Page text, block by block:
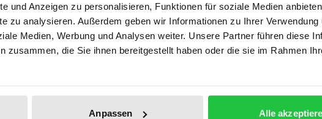
und Anzeigen zu personalisieren, Funktionen für soziale Medien
zu analysieren. Außerdem geben wir Informationen zu Ihrer Verwendung
Medien, Werbung und Analysen weiter. Unsere Partner führen diese
zusammen, die Sie ihnen bereitgestellt haben oder die sie im Rahmen
Anpassen Alle